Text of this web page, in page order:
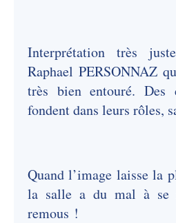
Interprétation très
Raphael PERSONNAZ
très bien entouré. Des
fondent dans leurs rôles,
Quand l’image laisse la
la salle a du mal à se
remous !